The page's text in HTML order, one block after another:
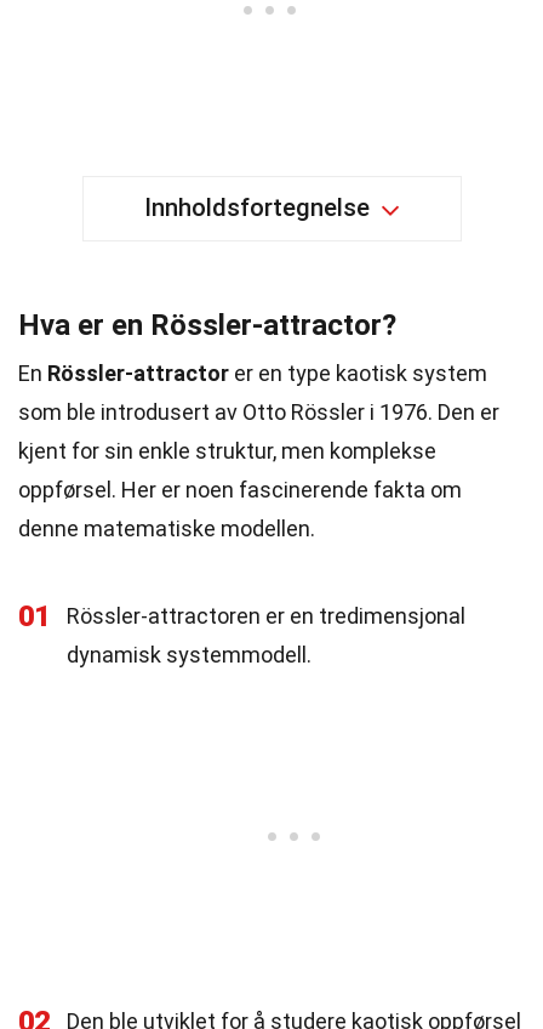
Innholdsfortegnelse
Hva er en Rössler-attractor?
En Rössler-attractor er en type kaotisk system
som ble introdusert av Otto Rössler i 1976. Den er
kjent for sin enkle struktur, men komplekse
oppførsel. Her er noen fascinerende fakta om
denne matematiske modellen.
01
Rössler-attractoren er en tredimensjonal
dynamisk systemmodell.
02
Den ble utviklet for å studere kaotisk oppførsel